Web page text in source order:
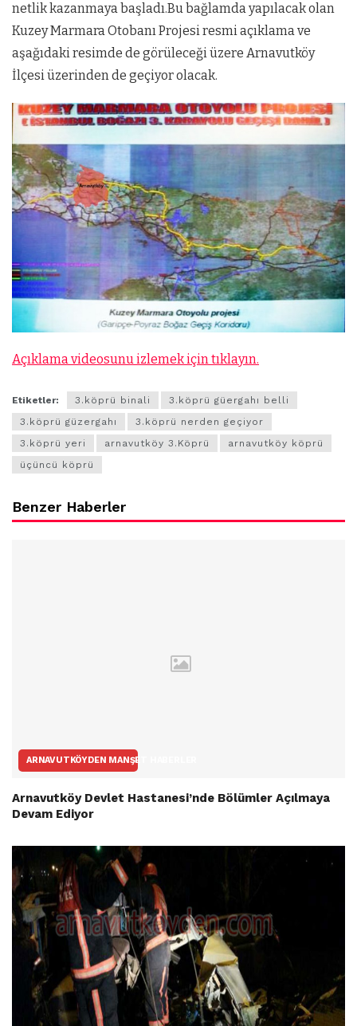
netlik kazanmaya başladı.Bu bağlamda yapılacak olan
Kuzey Marmara Otobanı Projesi resmi açıklama ve
aşağıdaki resimde de görüleceği üzere Arnavutköy
İlçesi üzerinden de geçiyor olacak.
Açıklama videosunu izlemek için tıklayın.
Etiketler: 3.köprü binali
3.köprü güergahı belli
3.köprü güzergahı
3.köprü nerden geçiyor
3.köprü yeri
arnavutköy 3.Köprü
arnavutköy köprü
üçüncü köprü
Benzer Haberler
ARNAVUTKÖYDEN MANŞET HABERLER
Arnavutköy Devlet Hastanesi’nde Bölümler Açılmaya
Devam Ediyor